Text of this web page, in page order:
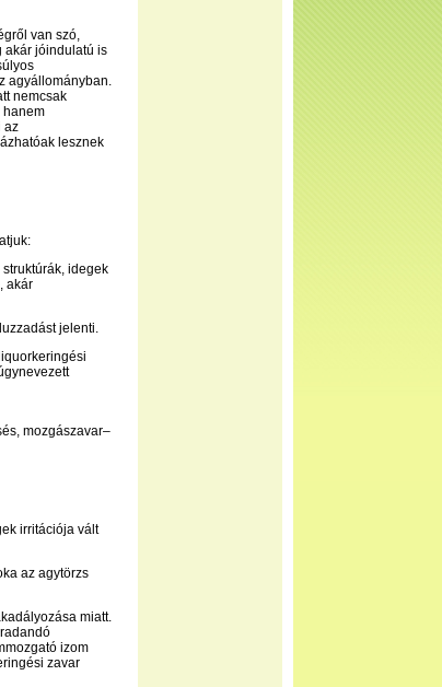
van szó,
akár jóindulatú is
agyállományban.
nemcsak
hanem
az
lesznek
idegek
akár
jelenti.
mozgászavar–
irritációja vált
az agytörzs
miatt.
izom
zavar